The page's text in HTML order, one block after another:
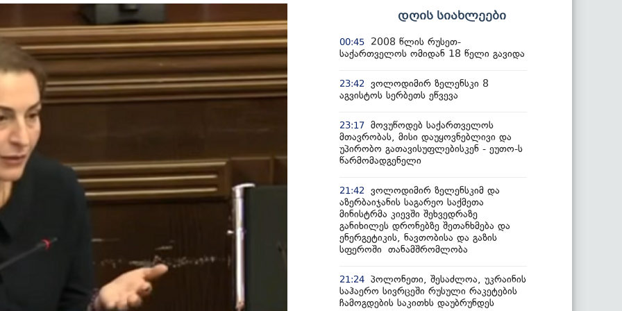
დღის სიახლეები
00:45
2008 წლის რუსეთ-
საქართველოს ომიდან 18 წელი გავიდა
23:42
ვოლოდიმირ ზელენსკი 8
აგვისტოს სერბეთს ეწვევა
23:17 მოვუწოდებ საქართველოს
მთავრობას, მისი დაუყოვნებლივი და
უპირობო გათავისუფლებისკენ - ეუთო-ს
წარმომადგენელი
21:42
ვოლოდიმირ ზელენსკიმ და
აზერბაიჯანის საგარეო საქმეთა
მინისტრმა კიევში შეხვედრაზე
განიხილეს დრონებზე შეთანხმება და
ენერგეტიკის, ნავთობისა და გაზის
სფეროში თანამშრომლობა
21:24 პოლონეთი, შესაძლოა, უკრაინის
საჰაერო სივრცეში რუსული რაკეტების
ჩამოგდების საკითხს დაუბრუნდეს